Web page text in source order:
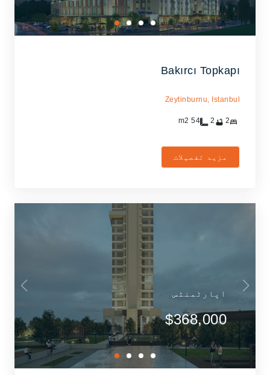
Bakırcı Topkapı
Zeytinburnu, Istanbul
2
2
54
مزید تفصیلات
اپارٹمنٹس
$368,000